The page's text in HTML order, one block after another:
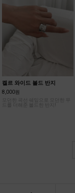
켈르 와이드 볼드 반지
8,000원
드를 더해준 볼드한 반지!